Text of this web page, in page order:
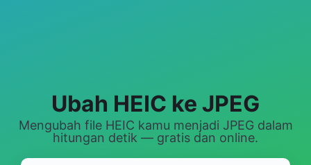
Ubah HEIC ke JPEG
Mengubah file HEIC kamu menjadi JPEG dalam
hitungan detik — gratis dan online.